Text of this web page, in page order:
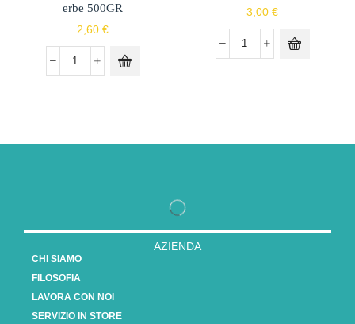
erbe 500GR
2,60 €
3,00 €
AZIENDA
CHI SIAMO
FILOSOFIA
LAVORA CON NOI
SERVIZIO IN STORE